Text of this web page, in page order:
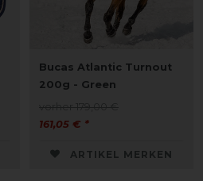
Bucas Atlantic Turnout
200g - Green
161,05 € *
ARTIKEL MERKEN